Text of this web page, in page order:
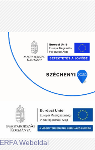
ERFA Weboldal